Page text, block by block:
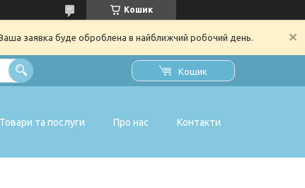
Кошик
заявка буде оброблена в найближчий робочий день.
Кошик
Товари та послуги Про нас Контакти